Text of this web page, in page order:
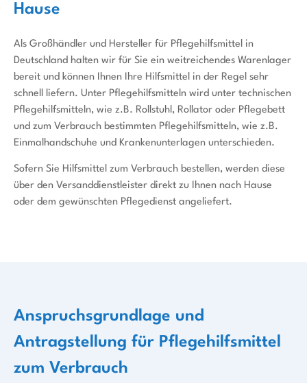
Hause
Als Großhändler und Hersteller für Pflegehilfsmittel in
Deutschland halten wir für Sie ein weitreichendes Warenlager
bereit und können Ihnen Ihre Hilfsmittel in der Regel sehr
schnell liefern. Unter Pflegehilfsmitteln wird unter technischen
Pflegehilfsmitteln, wie z.B. Rollstuhl, Rollator oder Pflegebett
und zum Verbrauch bestimmten Pflegehilfsmitteln, wie z.B.
Einmalhandschuhe und Krankenunterlagen unterschieden.
Sofern Sie Hilfsmittel zum Verbrauch bestellen, werden diese
über den Versanddienstleister direkt zu Ihnen nach Hause
oder dem gewünschten Pflegedienst angeliefert.
Anspruchsgrundlage und
Antragstellung für Pflegehilfsmittel
zum Verbrauch